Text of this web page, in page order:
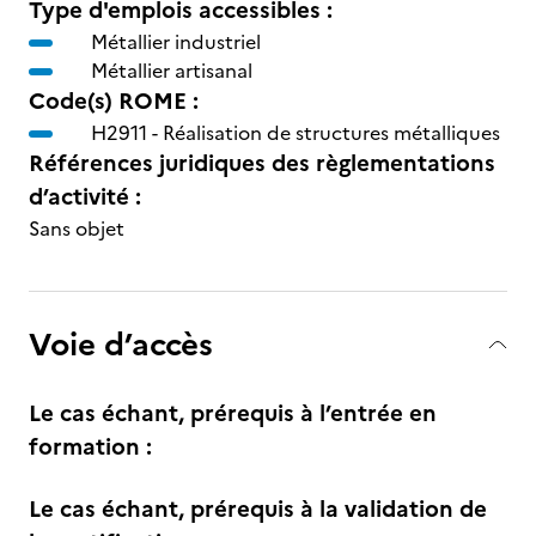
Type d'emplois accessibles :
Métallier industriel
Métallier artisanal
Code(s) ROME :
H2911 - Réalisation de structures métalliques
Références juridiques des règlementations
d’activité :
Sans objet
Voie d’accès
Le cas échant, prérequis à l’entrée en
formation :
Le cas échant, prérequis à la validation de